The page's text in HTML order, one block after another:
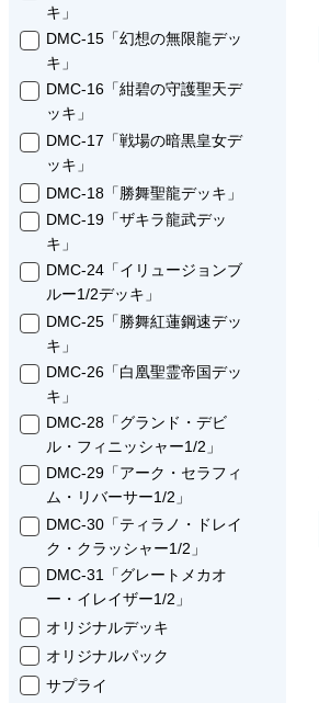
キ」
DMC-15「幻想の無限龍デッ
キ」
DMC-16「紺碧の守護聖天デ
ッキ」
DMC-17「戦場の暗黒皇女デ
ッキ」
DMC-18「勝舞聖龍デッキ」
DMC-19「ザキラ龍武デッ
キ」
DMC-24「イリュージョンブ
ルー1/2デッキ」
DMC-25「勝舞紅蓮鋼速デッ
キ」
DMC-26「白凰聖霊帝国デッ
キ」
DMC-28「グランド・デビ
ル・フィニッシャー1/2」
DMC-29「アーク・セラフィ
ム・リバーサー1/2」
DMC-30「ティラノ・ドレイ
ク・クラッシャー1/2」
DMC-31「グレートメカオ
ー・イレイザー1/2」
オリジナルデッキ
オリジナルパック
サプライ